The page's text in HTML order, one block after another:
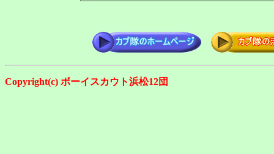
Copyright(c) ボーイスカウト浜松12団